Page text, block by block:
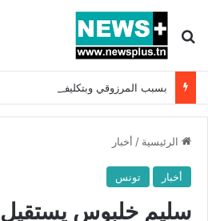
بحث عن
الرئيسية / أخبار
أخبار تونس
سليم خلبوس